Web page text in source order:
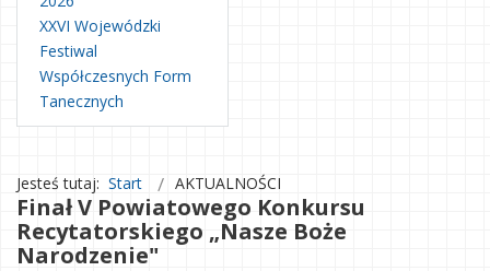
XXVI Wojewódzki
Festiwal
Współczesnych Form
Tanecznych
Jesteś tutaj: Start AKTUALNOŚCI
Finał V Powiatowego Konkursu
Recytatorskiego „Nasze Boże
Narodzenie"